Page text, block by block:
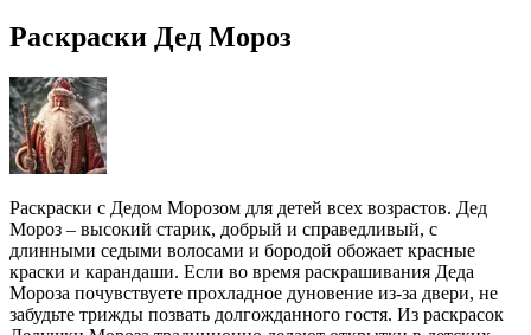
Раскраски Дед Мороз
Раскраски с Дедом Морозом для детей всех возрастов. Дед
Мороз – высокий старик, добрый и справедливый, с
длинными седыми волосами и бородой обожает красные
краски и карандаши. Если во время раскрашивания Деда
Мороза почувствуете прохладное дуновение из-за двери, не
забудьте трижды позвать долгожданного гостя. Из раскрасок